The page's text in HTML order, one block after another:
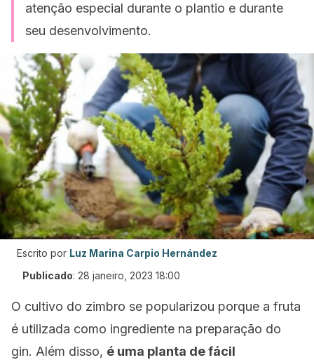
atenção especial durante o plantio e durante
seu desenvolvimento.
Escrito por Luz Marina Carpio Hernández
Publicado: 28 janeiro, 2023 18:00
O cultivo do zimbro se popularizou porque a fruta
é utilizada como ingrediente na preparação do
gin. Além disso, é uma planta de fácil